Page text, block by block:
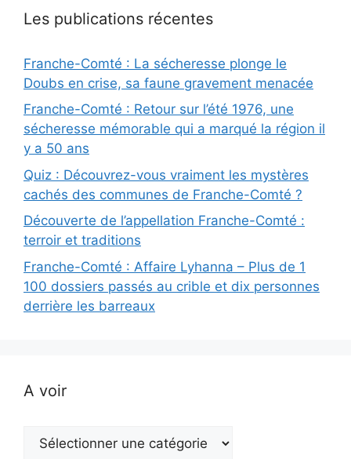
Les publications récentes
Franche-Comté : La sécheresse plonge le
Doubs en crise, sa faune gravement menacée
Franche-Comté : Retour sur l’été 1976, une
sécheresse mémorable qui a marqué la région il
y a 50 ans
Quiz : Découvrez-vous vraiment les mystères
cachés des communes de Franche-Comté ?
Découverte de l’appellation Franche-Comté :
terroir et traditions
Franche-Comté : Affaire Lyhanna – Plus de 1
100 dossiers passés au crible et dix personnes
derrière les barreaux
A voir
voir